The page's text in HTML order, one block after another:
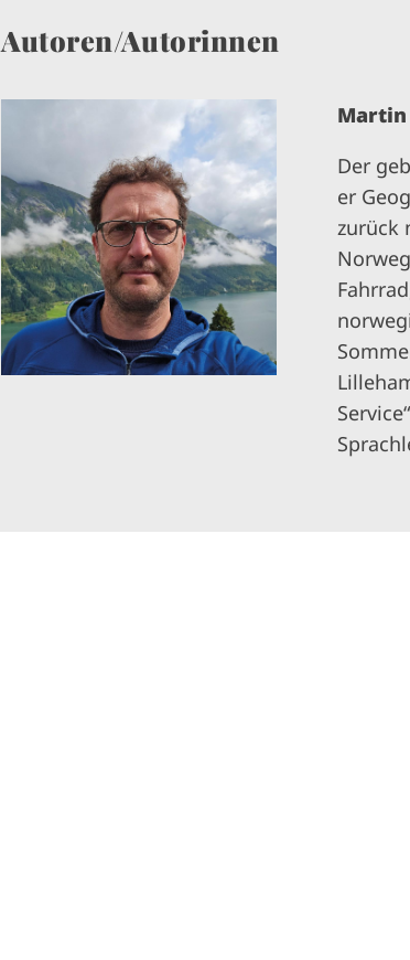
Autoren/Autorinnen
A
G
E
Der
er
zurück